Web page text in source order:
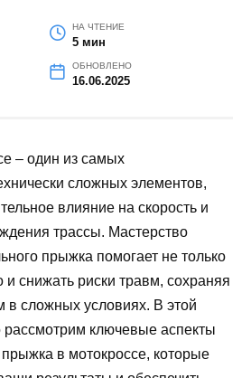
НА ЧТЕНИЕ
5 мин
ОБНОВЛЕНО
16.06.2025
– один из самых
сложных элементов,
влияние на скорость и
трассы. Мастерство
прыжка помогает не только
и снижать риски травм, сохраняя
в сложных условиях. В этой
ключевые аспекты
в мотокроссе, которые